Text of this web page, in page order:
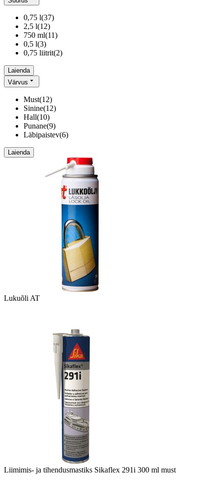
0,75 l(37)
2,5 l(12)
750 ml(11)
0,5 l(3)
0,75 liitrit(2)
Laienda
Värvus
Must(12)
Sinine(12)
Hall(10)
Punane(9)
Läbipaistev(6)
Laienda
Lukuõli AT
Liimimis- ja tihendusmastiks Sikaflex 291i 300 ml must